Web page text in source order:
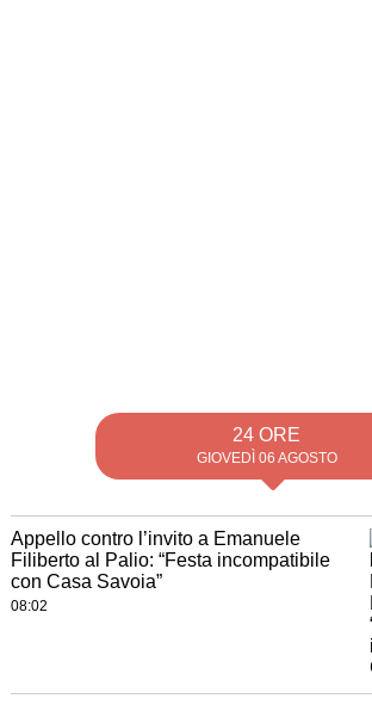
24 ORE
GIOVEDÌ 06 AGOSTO
Appello contro l’invito a Emanuele
Filiberto al Palio: “Festa incompatibile
con Casa Savoia”
08:02